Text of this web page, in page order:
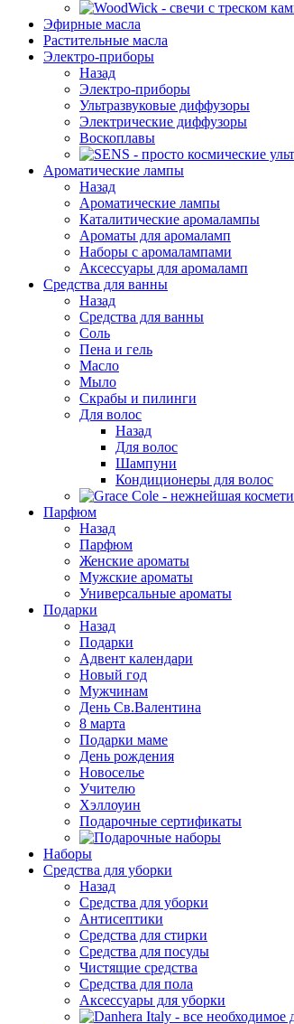
Эфирные масла
Растительные масла
Электро-приборы
Назад
Электро-приборы
Ультразвуковые диффузоры
Электрические диффузоры
Воскоплавы
Ароматические лампы
Назад
Ароматические лампы
Каталитические аромалампы
Ароматы для аромаламп
Наборы с аромалампами
Аксессуары для аромаламп
Средства для ванны
Назад
Средства для ванны
Соль
Пена и гель
Масло
Мыло
Скрабы и пилинги
Для волос
Назад
Для волос
Шампуни
Кондиционеры для волос
Парфюм
Назад
Парфюм
Женские ароматы
Мужские ароматы
Универсальные ароматы
Подарки
Назад
Подарки
Адвент календари
Новый год
Мужчинам
День Св.Валентина
8 марта
Подарки маме
День рождения
Новоселье
Учителю
Хэллоуин
Подарочные сертификаты
Наборы
Средства для уборки
Назад
Средства для уборки
Антисептики
Средства для стирки
Средства для посуды
Чистящие средства
Средства для пола
Аксессуары для уборки